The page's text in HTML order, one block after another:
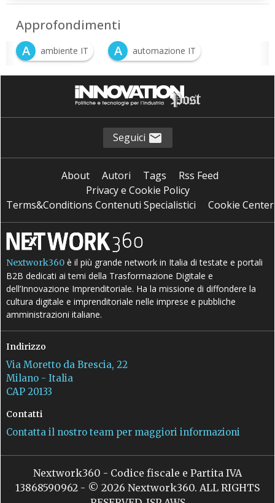
Approfondimenti
A
ambiente IT A automazione IT
S software
Seguici
About Autori Tags
Rss Feed
Privacy e Cookie Policy
Terms&Conditions Contenuti Specialistici
Cookie Center
Nextwork360 è il più grande network in Italia di testate e portali
B2B dedicati ai temi della Trasformazione Digitale e
dell’Innovazione Imprenditoriale. Ha la missione di diffondere la
cultura digitale e imprenditoriale nelle imprese e pubbliche
amministrazioni italiane.
Indirizzo
Via Moretto da Brescia, 22
Milano - Italia
CAP 20133
Contatti
Contatta il nostro team per maggiori informazioni
Nextwork360 - Codice fiscale e Partita IVA
13868590962 - © 2026 Nextwork360. ALL RIGHTS